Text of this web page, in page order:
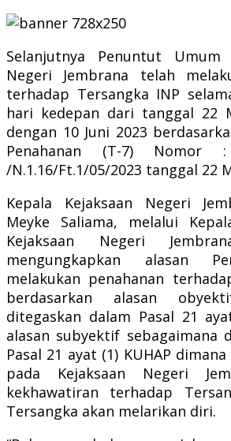
Selanjutnya Penuntut Umum
Negeri Jembrana telah
terhadap Tersangka INP
hari kedepan dari tanggal 22
dengan 10 Juni 2023
Penahanan (T-7)
/N.1.16/Ft.1/05/2023 tanggal 22
Kepala Kejaksaan Negeri
Meyke Saliama, melalui
Kejaksaan Negeri
mengungkapkan alasan
melakukan penahanan
berdasarkan alasan
ditegaskan dalam Pasal 21
alasan subyektif sebagaimana
Pasal 21 ayat (1) KUHAP
pada Kejaksaan Negeri
kekhawatiran terhadap
Tersangka akan melarikan diri.